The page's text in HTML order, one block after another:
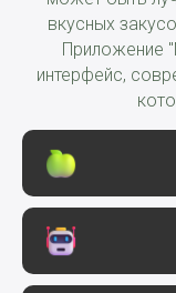
вкусных
Приложение
интерфейс,